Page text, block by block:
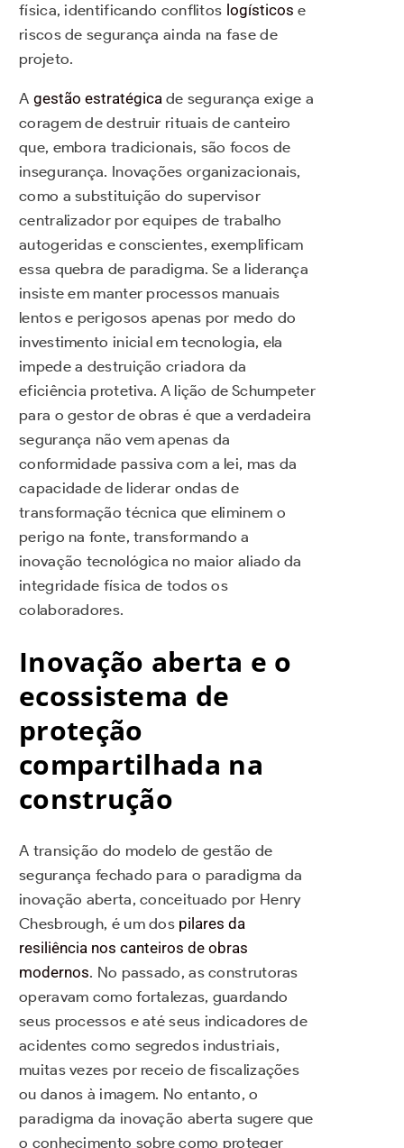
física, identificando conflitos logísticos e
riscos de segurança ainda na fase de
projeto.
A gestão estratégicade segurança exige a
coragem de destruir rituais de canteiro
que, embora tradicionais, são focos de
insegurança. Inovações organizacionais,
como a substituição do supervisor
centralizador por equipes de trabalho
autogeridas e conscientes, exemplificam
essa quebra de paradigma. Se a liderança
insiste em manter processos manuais
lentos e perigosos apenas por medo do
investimento inicial em tecnologia, ela
impede a destruição criadora da
eficiência protetiva. A lição de Schumpeter
para o gestor de obras é que a verdadeira
segurança não vem apenas da
conformidade passiva com a lei, mas da
capacidade de liderar ondas de
transformação técnica que eliminem o
perigo na fonte, transformando a
inovação tecnológica no maior aliado da
integridade física de todos os
colaboradores.
Inovação aberta e o
ecossistema de
proteção
compartilhada na
construção
A transição do modelo de gestão de
segurança fechado para o paradigma da
inovação aberta, conceituado por Henry
Chesbrough, é um dos pilares da
resiliência nos canteiros de obras
modernos. No passado, as construtoras
operavam como fortalezas, guardando
seus processos e até seus indicadores de
acidentes como segredos industriais,
muitas vezes por receio de fiscalizações
ou danos à imagem. No entanto, o
paradigma da inovação aberta sugere que
o conhecimento sobre como proteger